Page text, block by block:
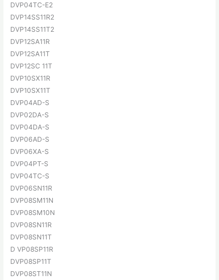
DVP04TC-E2
DVP14SS11R2
DVP14SS11T2
DVP12SA11R
DVP12SA11T
DVP12SC 11T
DVP10SX11R
DVP10SX11T
DVP04AD-S
DVP02DA-S
DVP04DA-S
DVP06AD-S
DVP06XA-S
DVP04PT-S
DVP04TC-S
DVP06SN11R
DVP08SM11N
DVP08SM10N
DVP08SN11R
DVP08SN11T
D VP08SP11R
DVP08SP11T
DVP08ST11N